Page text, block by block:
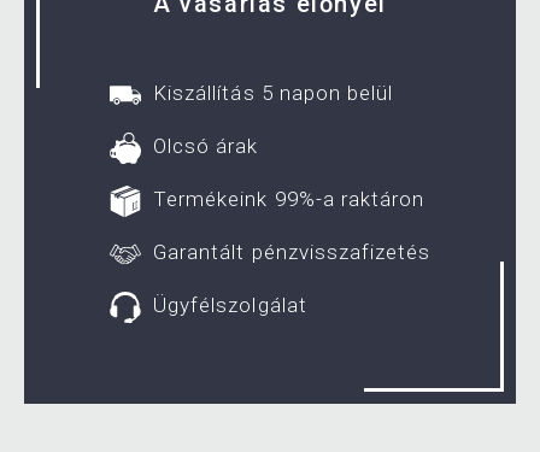
Kiszállítás 5 napon belül
Olcsó árak
Termékeink 99%-a raktáron
Garantált pénzvisszafizetés
Ügyfélszolgálat